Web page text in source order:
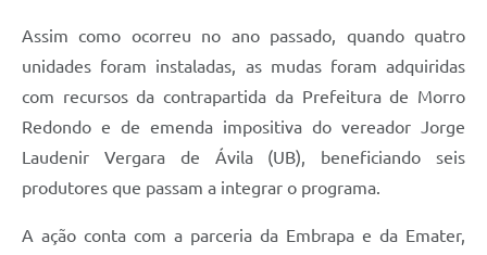
Assim como ocorreu no ano passado, quando quatro
unidades foram instaladas, as mudas foram adquiridas
com recursos da contrapartida da Prefeitura de Morro
Redondo e de emenda impositiva do vereador Jorge
Laudenir Vergara de Ávila (UB), beneficiando seis
produtores que passam a integrar o programa.
A ação conta com a parceria da Embrapa e da Emater,